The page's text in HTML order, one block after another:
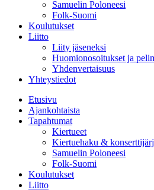
Samuelin Poloneesi
Folk-Suomi
Koulutukset
Liitto
Liity jäseneksi
Huomionosoitukset ja
Yhdenvertaisuus
Yhteystiedot
Etusivu
Ajankohtaista
Tapahtumat
Kiertueet
Kiertuehaku &
Samuelin Poloneesi
Folk-Suomi
Koulutukset
Liitto